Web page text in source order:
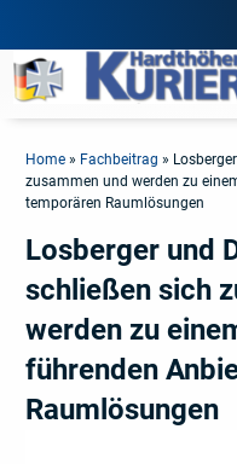
Home » Fachbeitrag »
zusammen und werden zu
temporären Raumlösungen
Losberger und
schließen sich
werden zu
führenden
Raumlösungen